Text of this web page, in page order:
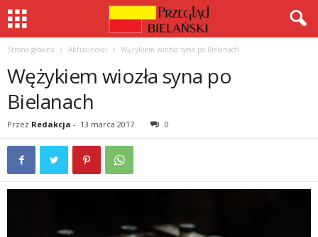
Strona główna Aktualności Wężykiem wiozła syna po Bielanach
Wężykiem wiozła syna po
Bielanach
Przez Redakcja - 13 marca 2017 0